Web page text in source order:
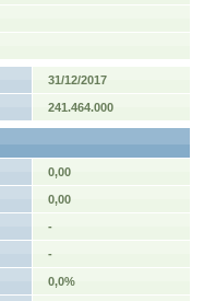
31/12/2017
241.464.000
0,00
0,00
-
-
0,0%